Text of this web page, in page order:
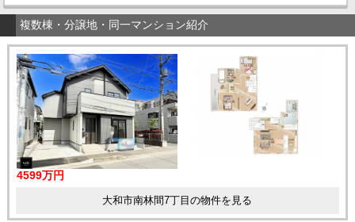
複数棟・分譲地・同一マンション紹介
4599万円
大和市南林間7丁目の物件を見る